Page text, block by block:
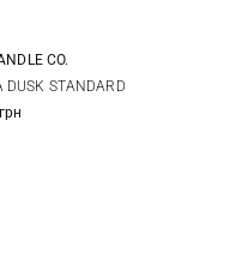
CO.
STANDARD